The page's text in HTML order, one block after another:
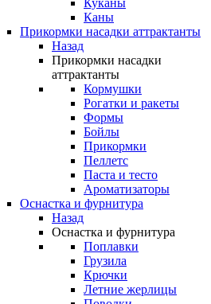
Куканы
Каны
Прикормки насадки аттрактанты
Назад
Прикормки насадки
аттрактанты
Кормушки
Рогатки и ракеты
Формы
Бойлы
Прикормки
Пеллетс
Паста и тесто
Ароматизаторы
Оснастка и фурнитура
Назад
Оснастка и фурнитура
Поплавки
Грузила
Крючки
Летние жерлицы